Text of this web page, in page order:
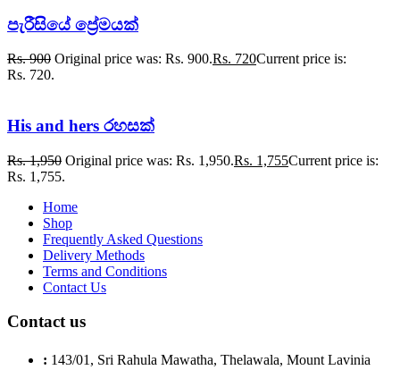
පැරීසියේ ප්‍රේමයක්
Rs.900 Original price was: Rs. 900.Rs. 720Current price is:
Rs. 720.
His and hers රහසක්
Rs.1,950 Original price was: Rs. 1,950.Rs. 1,755Current price is:
Rs. 1,755.
Home
Shop
Frequently Asked Questions
Delivery Methods
Terms and Conditions
Contact Us
Contact us
: 143/01, Sri Rahula Mawatha, Thelawala, Mount Lavinia